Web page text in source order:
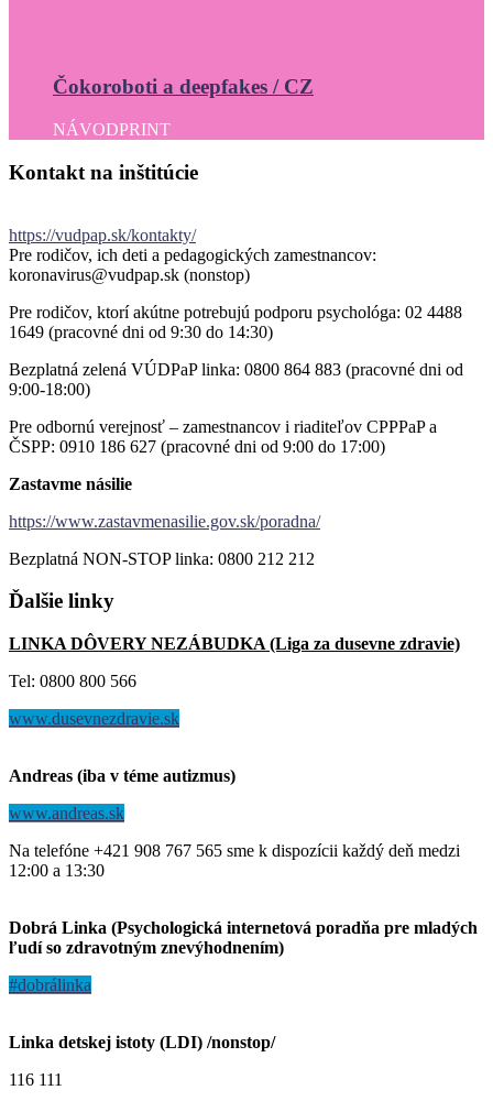
Čokoroboti a deepfakes / CZ
NÁVODPRINT
Kontakt na inštitúcie
https://vudpap.sk/kontakty/
Pre rodičov, ich deti a pedagogických zamestnancov:
koronavirus@vudpap.sk (nonstop)
Pre rodičov, ktorí akútne potrebujú podporu psychológa: 02 4488
1649 (pracovné dni od 9:30 do 14:30)
Bezplatná zelená VÚDPaP linka: 0800 864 883 (pracovné dni od
9:00-18:00)
Pre odbornú verejnosť – zamestnancov i riaditeľov CPPPaP a
ČSPP: 0910 186 627 (pracovné dni od 9:00 do 17:00)
Zastavme násilie
https://www.zastavmenasilie.gov.sk/poradna/
Bezplatná NON-STOP linka: 0800 212 212
Ďalšie linky
LINKA DÔVERY NEZÁBUDKA (Liga za dusevne zdravie)
Tel: 0800 800 566
www.dusevnezdravie.sk
Andreas (iba v téme autizmus)
www.andreas.sk
Na telefóne +421 908 767 565 sme k dispozícii každý deň medzi
12:00 a 13:30
Dobrá Linka (Psychologická internetová poradňa pre mladých
ľudí so zdravotným znevýhodnením)
#dobrálinka
Linka detskej istoty (LDI) /nonstop/
116 111